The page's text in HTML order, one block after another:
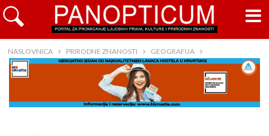
NASLOVNICA PRIRODNE ZNANOSTI GEOGRAFIJA